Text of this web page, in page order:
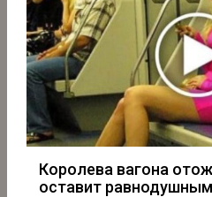
Королева вагона
оставит равнодушным